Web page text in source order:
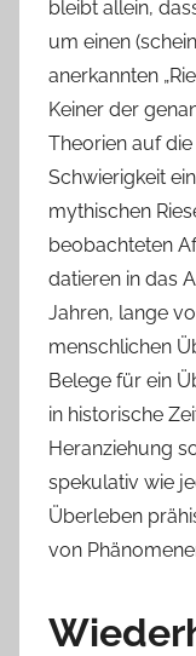
bleibt allein,
um einen
anerkannten
Keiner der
Theorien auf
Schwierigkeit
mythischen
beobachteten
datieren in das
Jahren, lange
menschlichen
Belege für ein
in historische
Heranziehung
spekulativ wie
Überleben
von